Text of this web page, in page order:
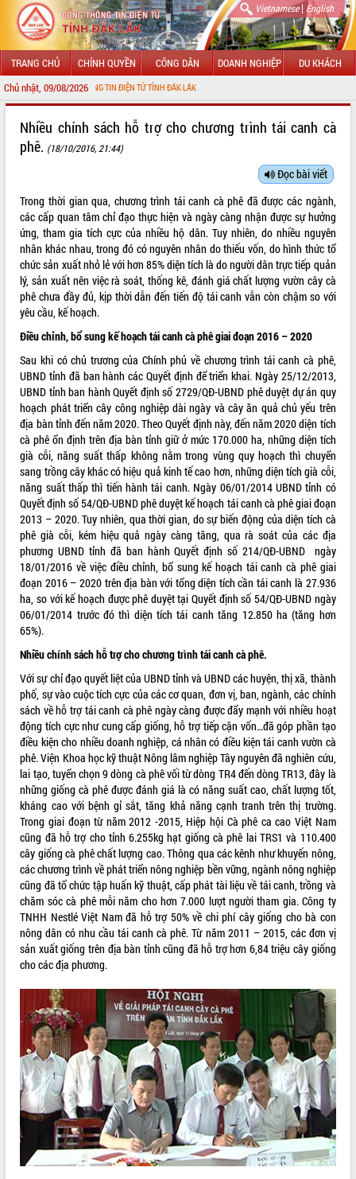
Vietnamese| English
TRANG CHỦ CHÍNH QUYỀN CÔNG DÂN DOANH NGHIỆP DU KHÁCH
Chủ nhật, 09/08/2026
CỔNG THÔNG TIN ĐIỆN TỬ TỈNH ĐẮK LẮK
LÃNH ĐẠO UBND TỈNH
SỞ, BAN, NGÀNH
UBND CÁC XÃ, PHƯỜNG
THÔNG TIN CHỈ ĐẠO ĐIỀU HÀNH
HỆ THỐNG VĂN BẢN
VĂN BẢN HĐND TỈNH
ĐIỂM TIN VĂN BẢN
QUY HOẠCH - KẾ HOẠCH
VIDEO
Loading the player...
Trailer Lễ hội Sầu riêng Đắk Lắk năm
2026
Khám bệnh, cấp phát thuốc miễn phí
và tặng quà người dân xã Cư Pui
Hội nghị UBND tỉnh Đắk Lắk thường kỳ
tháng 7/2026
Lễ truy tặng danh hiệu “Bà Mẹ Việt
Nam Anh hùng” và trao Huân chương
Lao động
UBND tỉnh Đắk Lắk triển khai nhiệm
vụ 6 tháng cuối năm 2026
tỉnh khóa XI quyết nghị nhiều nội dung
quan trọng
Bí thư Tỉnh ủy Lương Nguyễn Minh
Triết thăm, tặng quà người có công với
cách mạng
Rà soát, hoàn thiện hệ thống thiết chế
văn hóa, thể thao đáp ứng yêu cầu
phát triển mới
Thường trực HĐND tỉnh Đắk Lắk gặp
mặt Đoàn chuyên gia y tế TP. Hồ Chí
Minh
ALBUM ẢNH
LIÊN KẾT WEB
THỐNG KÊ TRUY CẬP
Nhiều chính sách hỗ trợ cho chương trình tái canh cà
phê. (18/10/2016, 21:44)
Đọc bài viết
Trong thời gian qua, chương trình tái canh cà phê đã được các ngành,
các cấp quan tâm chỉ đạo thực hiện và ngày càng nhận được sự hưởng
ứng, tham gia tích cực của nhiều hộ dân. Tuy nhiên, do nhiều nguyên
nhân khác nhau, trong đó có nguyên nhân do thiếu vốn, do hình thức tổ
chức sản xuất nhỏ lẻ với hơn 85% diện tích là do người dân trực tiếp quản
lý, sản xuất nên việc rà soát, thống kê, đánh giá chất lượng vườn cây cà
phê chưa đầy đủ, kịp thời dẫn đến tiến độ tái canh vẫn còn chậm so với
yêu cầu, kế hoạch.
Điều chỉnh, bổ sung kế hoạch tái canh cà phê giai đoạn 2016 – 2020
Sau khi có chủ trương của Chính phủ về chương trình tái canh cà phê,
UBND tỉnh đã ban hành các Quyết định để triển khai. Ngày 25/12/2013,
UBND tỉnh ban hành Quyết định số 2729/QĐ-UBND phê duyệt dự án quy
hoạch phát triển cây công nghiệp dài ngày và cây ăn quả chủ yếu trên
địa bàn tỉnh đến năm 2020. Theo Quyết định này, đến năm 2020 diện tích
cà phê ổn định trên địa bàn tỉnh giữ ở mức 170.000 ha, những diện tích
già cỗi, năng suất thấp không nằm trong vùng quy hoạch thì chuyển
sang trồng cây khác có hiệu quả kinh tế cao hơn, những diện tích già cỗi,
năng suất thấp thì tiến hành tái canh. Ngày 06/01/2014 UBND tỉnh có
Quyết định số 54/QĐ-UBND phê duyệt kế hoạch tái canh cà phê giai đoạn
2013 – 2020. Tuy nhiên, qua thời gian, do sự biến động của diện tích cà
phê già cỗi, kém hiệu quả ngày càng tăng, qua rà soát của các địa
phương UBND tỉnh đã ban hành Quyết định số 214/QĐ-UBND ngày
18/01/2016 về việc điều chỉnh, bổ sung kế hoạch tái canh cà phê giai
đoạn 2016 – 2020 trên địa bàn với tổng diện tích cần tái canh là 27.936
ha, so với kế hoạch được phê duyệt tại Quyết định số 54/QĐ-UBND ngày
06/01/2014 trước đó thì diện tích tái canh tăng 12.850 ha (tăng hơn
65%).
Nhiều chính sách hỗ trợ cho chương trình tái canh cà phê.
Với sự chỉ đạo quyết liệt của UBND tỉnh và UBND các huyện, thị xã, thành
phố, sự vào cuộc tích cực của các cơ quan, đơn vị, ban, ngành, các chính
sách về hỗ trợ tái canh cà phê ngày càng được đẩy mạnh với nhiều hoạt
động tích cực như cung cấp giống, hỗ trợ tiếp cận vốn…đã góp phần tạo
điều kiện cho nhiều doanh nghiệp, cá nhân có điều kiện tái canh vườn cà
phê. Viện Khoa học kỹ thuật Nông lâm nghiệp Tây nguyên đã nghiên cứu,
lai tạo, tuyển chọn 9 dòng cà phê vối từ dòng TR4 đến dòng TR13, đây là
những giống cà phê được đánh giá là có năng suất cao, chất lượng tốt,
kháng cao với bệnh gỉ sắt, tăng khả năng cạnh tranh trên thị trường.
Trong giai đoạn từ năm 2012 -2015, Hiệp hội Cà phê ca cao Việt Nam
cũng đã hỗ trợ cho tỉnh 6.255kg hạt giống cà phê lai TRS1 và 110.400
cây giống cà phê chất lượng cao. Thông qua các kênh như khuyến nông,
các chương trình về phát triển nông nghiệp bền vững, ngành nông nghiệp
cũng đã tổ chức tập huấn kỹ thuật, cấp phát tài liệu về tái canh, trồng và
chăm sóc cà phê mỗi năm cho hơn 7.000 lượt người tham gia. Công ty
TNHH Nestlé Việt Nam đã hỗ trợ 50% về chi phí cây giống cho bà con
nông dân có nhu cầu tái canh cà phê. Từ năm 2011 – 2015, các đơn vị
sản xuất giống trên địa bàn tỉnh cũng đã hỗ trợ hơn 6,84 triệu cây giống
cho các địa phương.